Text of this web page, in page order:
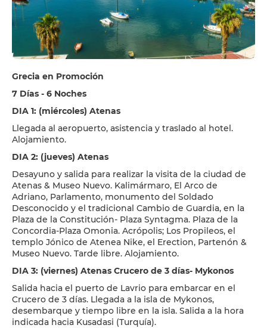
Grecia en Promoción
7 Días - 6 Noches
DIA 1: (miércoles) Atenas
Llegada al aeropuerto, asistencia y traslado al hotel.
Alojamiento.
DIA 2: (jueves) Atenas
Desayuno y salida para realizar la visita de la ciudad de
Atenas & Museo Nuevo. Kalimármaro, El Arco de
Adriano, Parlamento, monumento del Soldado
Desconocido y el tradicional Cambio de Guardia, en la
Plaza de la Constitución- Plaza Syntagma. Plaza de la
Concordia-Plaza Omonia. Acrópolis; Los Propileos, el
templo Jónico de Atenea Nike, el Erection, Partenón &
Museo Nuevo. Tarde libre. Alojamiento.
DIA 3: (viernes) Atenas Crucero de 3 días- Mykonos
Salida hacia el puerto de Lavrio para embarcar en el
Crucero de 3 días. Llegada a la isla de Mykonos,
desembarque y tiempo libre en la isla. Salida a la hora
indicada hacia Kusadasi (Turquía).